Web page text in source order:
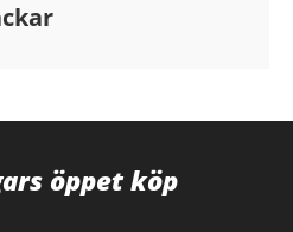
öppet köp